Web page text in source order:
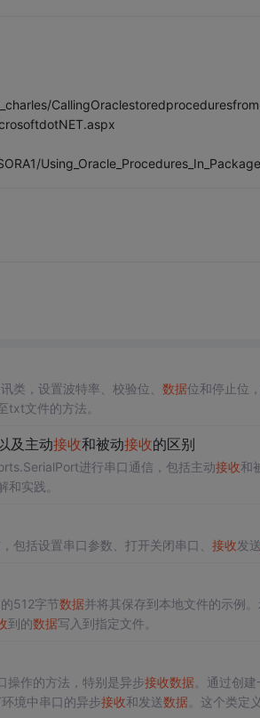
类，设置波特率、校验位、 数据位和停止位
txt文件的方法。
及主动接收和被动接收的区别
进行串口通信，包括主动接收和
实践。
包括设置串口参数、打开关闭串口、 接收发送
512字节数据并将其保存到本地文件的示例
到的数据写入到指定文件。
操作的方法，特别是异步接收数据。通过创
境中串口的异步接收和发送数据。这个类定